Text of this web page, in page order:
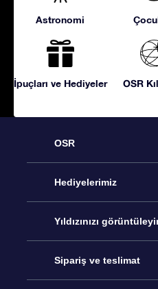
Astronomi
İpuçları ve Hediyeler OSR
OSR
Hizmet
İletişim
Blogu
Hediyelerimiz
Çevrimiçi Yıldız
OSR Hediye Paketi
Yıldızınızı
Star Register
Sipariş ve teslimat